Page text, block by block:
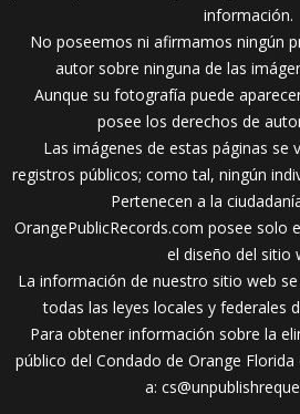
información.
No poseemos ni afirmamos ningún
autor sobre ninguna de las
Aunque su fotografía puede
posee los derechos de
Las imágenes de estas páginas se
registros públicos; como tal, ningún
Pertenecen a la
OrangePublicRecords.com posee solo
el diseño del sitio
La información de nuestro sitio web
todas las leyes locales y federales
Para obtener información sobre la
público del Condado de Orange
a: